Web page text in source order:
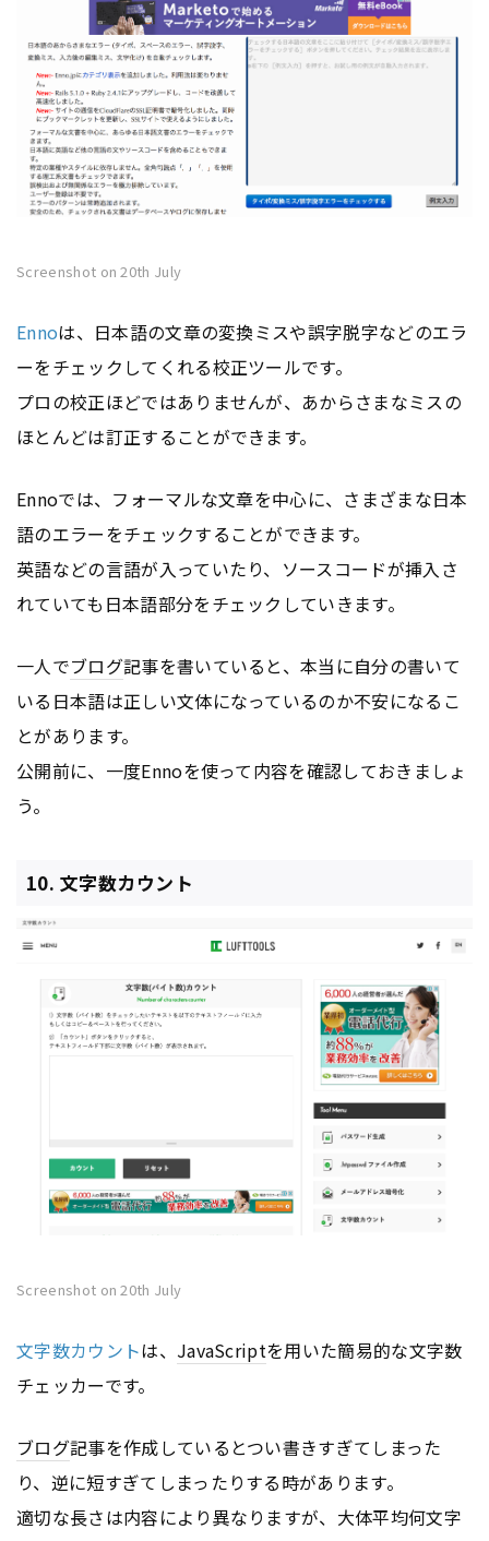
Screenshot on 20th July
Ennoは、日本語の文章の変換ミスや誤字脱字などのエラ
ーをチェックしてくれる校正ツールです。
プロの校正ほどではありませんが、あからさまなミスの
ほとんどは訂正することができます。
Ennoでは、フォーマルな文章を中心に、さまざまな日本
語のエラーをチェックすることができます。
英語などの言語が入っていたり、ソースコードが挿入さ
れていても日本語部分をチェックしていきます。
一人でブログ記事を書いていると、本当に自分の書いて
いる日本語は正しい文体になっているのか不安になるこ
とがあります。
公開前に、一度Ennoを使って内容を確認しておきましょ
う。
10. 文字数カウント
Screenshot on 20th July
文字数カウントは、 JavaScriptを用いた簡易的な文字数
チェッカーです。
ブログ記事を作成しているとつい書きすぎてしまった
り、逆に短すぎてしまったりする時があります。
適切な長さは内容により異なりますが、大体平均何文字